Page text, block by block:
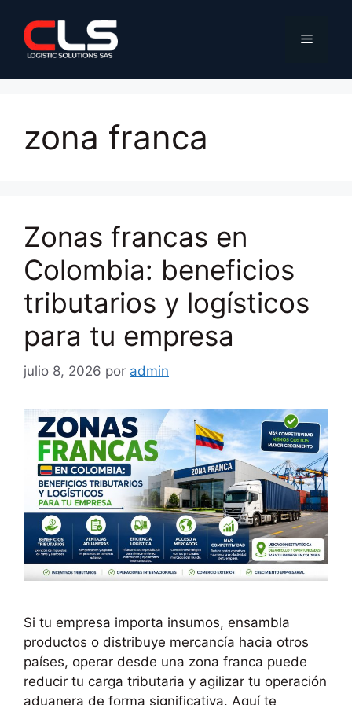
contenido
Menú
zona franca
Zonas francas en
Colombia: beneficios
tributarios y logísticos
para tu empresa
julio 8, 2026 por admin
Si tu empresa importa insumos, ensambla
productos o distribuye mercancía hacia otros
países, operar desde una zona franca puede
reducir tu carga tributaria y agilizar tu operación
aduanera de forma significativa. Aquí te